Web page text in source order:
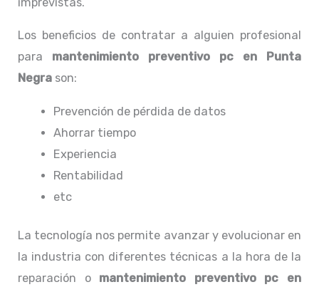
Los beneficios de contratar a alguien profesional
para mantenimiento preventivo pc en Punta
Negra son:
Prevención de pérdida de datos
Ahorrar tiempo
Experiencia
Rentabilidad
etc
La tecnología nos permite avanzar y evolucionar en
la industria con diferentes técnicas a la hora de la
reparación o mantenimiento preventivo pc en